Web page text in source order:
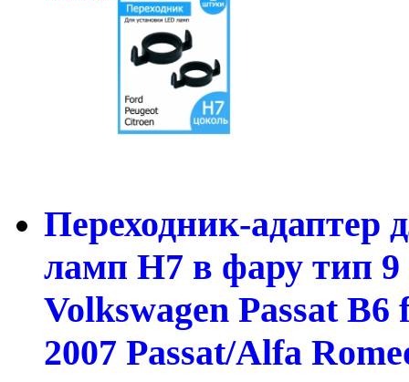
Переходник-адаптер
ламп H7 в фару тип
Volkswagen Passat
2007 Passat/Alfa